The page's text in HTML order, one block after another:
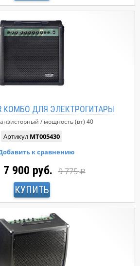
R КОМБО ДЛЯ ЭЛЕКТРОГИТАРЫ
мощность (вт) 40
Артикул MT005430
7 900 руб. 9 775Р
КУПИТЬ